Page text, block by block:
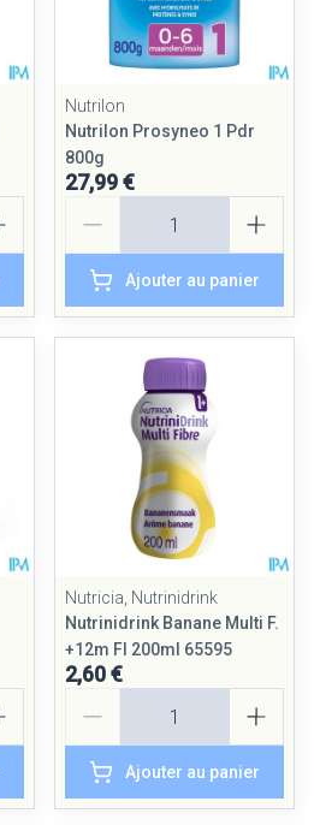
Nutrilon
Nutrilon Prosyneo 1 Pdr
800g
27,99 €
Ajouter au panier
Nutricia, Nutrinidrink
Nutrinidrink Banane Multi F.
+12m Fl 200ml 65595
2,60 €
Ajouter au panier